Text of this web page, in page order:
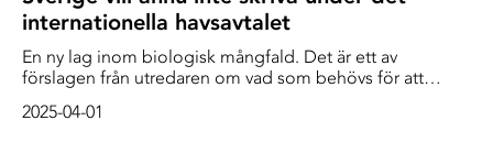
internationella havsavtalet
En ny lag inom biologisk mångfald. Det är ett av
förslagen från utredaren om vad som behövs för att
ska skydda världshavet.
2025-04-01